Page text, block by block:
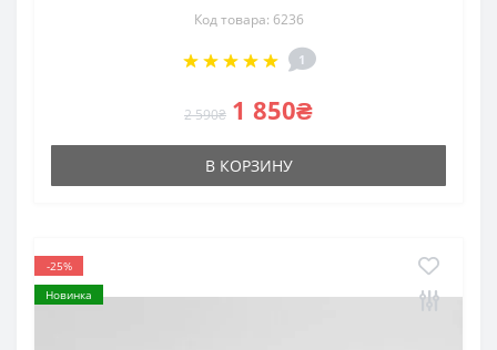
Код товара: 6236
1
2 590₴ 1 850₴
В КОРЗИНУ
-25%
Новинка